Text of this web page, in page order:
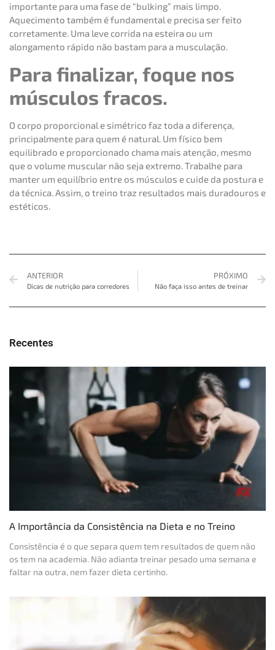
importante para uma fase de “bulking” mais limpo.
Aquecimento também é fundamental e precisa ser feito
corretamente. Uma leve corrida na esteira ou um
alongamento rápido não bastam para a musculação.
Para finalizar, foque nos
músculos fracos.
O corpo proporcional e simétrico faz toda a diferença,
principalmente para quem é natural. Um físico bem
equilibrado e proporcionado chama mais atenção, mesmo
que o volume muscular não seja extremo. Trabalhe para
manter um equilíbrio entre os músculos e cuide da postura e
da técnica. Assim, o treino traz resultados mais duradouros e
estéticos.
ANTERIOR
Dicas de nutrição para corredores
PRÓXIMO
Não faça isso antes de treinar
Recentes
A Importância da Consistência na Dieta e no Treino
Consistência é o que separa quem tem resultados de quem não
os tem na academia. Não adianta treinar pesado uma semana e
faltar na outra, nem fazer dieta certinho.